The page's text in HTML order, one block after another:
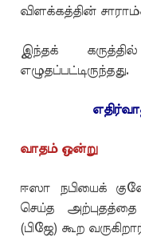
விளக்கத்தின்
இந்தக்
எழுதப்பட்டிருந்தது.
வாதம் ஒன்று
ஈஸா நபியைக்
செய்த
(பிஜே) கூற